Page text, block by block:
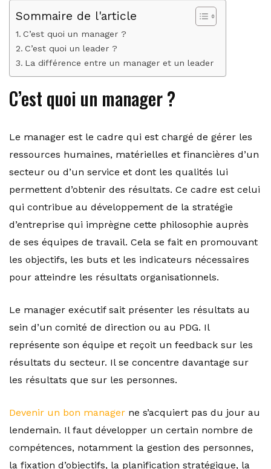
Sommaire de l'article
C’est quoi un manager ?
C’est quoi un leader ?
La différence entre un manager et un leader
C’est quoi un manager ?
Le manager est le cadre qui est chargé de gérer les
ressources humaines, matérielles et financières d’un
secteur ou d’un service et dont les qualités lui
permettent d’obtenir des résultats. Ce cadre est celui
qui contribue au développement de la stratégie
d’entreprise qui imprègne cette philosophie auprès
de ses équipes de travail. Cela se fait en promouvant
les objectifs, les buts et les indicateurs nécessaires
pour atteindre les résultats organisationnels.
Le manager exécutif sait présenter les résultats au
sein d’un comité de direction ou au PDG. Il
représente son équipe et reçoit un feedback sur les
résultats du secteur. Il se concentre davantage sur
les résultats que sur les personnes.
Devenir un bon manager ne s’acquiert pas du jour au
lendemain. Il faut développer un certain nombre de
compétences, notamment la gestion des personnes,
la fixation d’objectifs, la planification stratégique, la